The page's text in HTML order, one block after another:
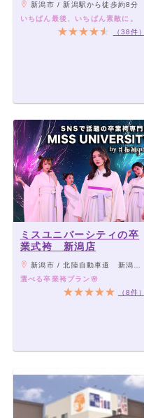
新潟市 / 新潟駅から徒歩約8分
いちばん最後、いちばん素敵に。
（38件）
ミスユニバーシティの卒
業式袴 新潟店
新潟市 / 北陸自動車道 新潟中央ICより車で約10分 / 新潟バイパス女池ICより車で約5分
選べる卒業袴プラン🌸
（8件）